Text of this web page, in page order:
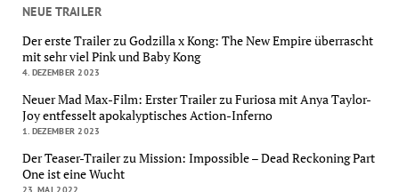
NEUE TRAILER
Der erste Trailer zu Godzilla x Kong: The New Empire überrascht
mit sehr viel Pink und Baby Kong
4. DEZEMBER 2023
Neuer Mad Max-Film: Erster Trailer zu Furiosa mit Anya Taylor-
Joy entfesselt apokalyptisches Action-Inferno
1. DEZEMBER 2023
Der Teaser-Trailer zu Mission: Impossible – Dead Reckoning Part
One ist eine Wucht